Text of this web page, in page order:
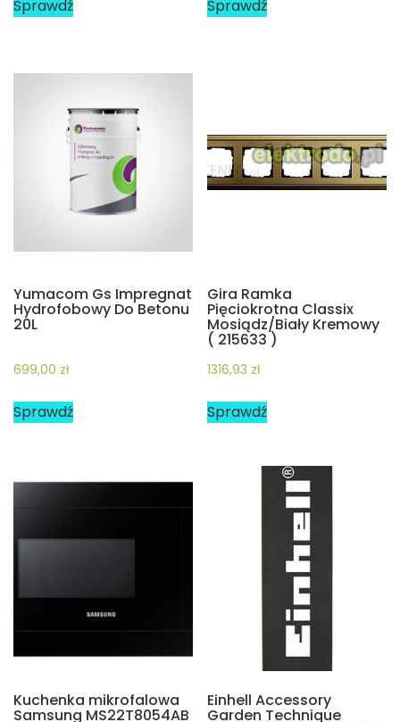
Sprawdź Sprawdź
Yumacom Gs Impregnat
Hydrofobowy Do Betonu
20L
699,00 zł
Sprawdź
Gira Ramka
Pięciokrotna Classix
Mosiądz/Biały Kremowy
( 215633 )
1316,93 zł
Sprawdź
Kuchenka mikrofalowa
Samsung MS22T8054AB
Einhell Accessory
Garden Technique